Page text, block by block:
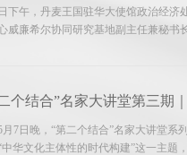
下午，丹麦王国驻华大使馆政治经济
威廉希尔协同研究基地副主任兼秘书
个结合”名家大讲堂第三期
日晚，“第二个结合”名家大讲堂系
中华文化主体性的时代构建”这一主题